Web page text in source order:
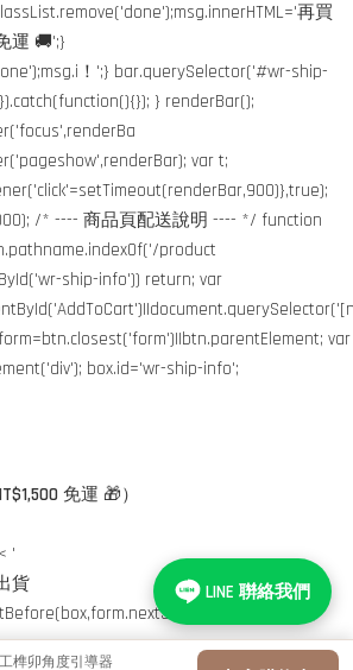
LINE 聨絡我們
再買
運 🚚';}
！';} bar.querySelector('#wr-ship-
} renderBar();
var t;
/* ---- 商品頁配送說明 ---- */ function
product
ship-info')) return; var
var
box.id='wr-ship-info';
免運 🎁）
'
貨
} var tries=0,
榫卯角度引導器